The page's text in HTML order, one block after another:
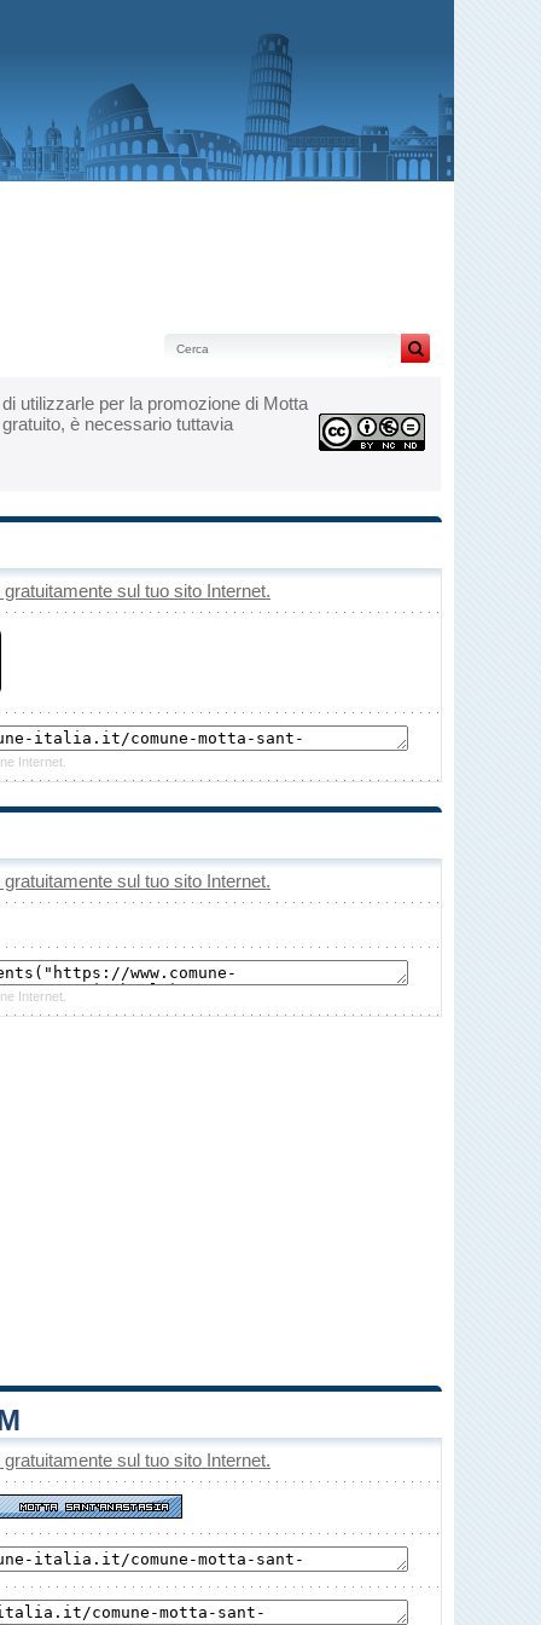
utilizzarle per la promozione di Motta
è necessario tuttavia
sul tuo sito Internet.
Internet.
sul tuo sito Internet.
Internet.
sul tuo sito Internet.